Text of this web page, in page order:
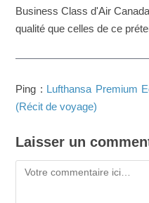
Business Class d'Air
qualité que celles de ce
Ping : Lufthansa Premium
(Récit de voyage)
Laisser un
Commentaire